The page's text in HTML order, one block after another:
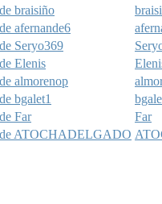
Far